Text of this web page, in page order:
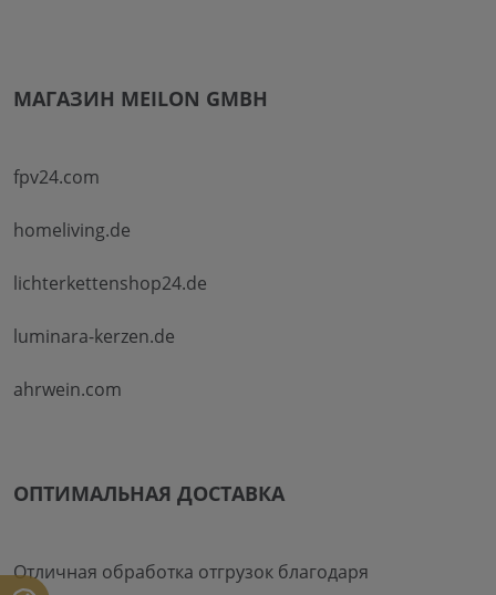
МАГАЗИН MEILON GMBH
fpv24.com
homeliving.de
lichterkettenshop24.de
luminara-kerzen.de
ahrwein.com
ОПТИМАЛЬНАЯ ДОСТАВКА
Отличная обработка отгрузок благодаря